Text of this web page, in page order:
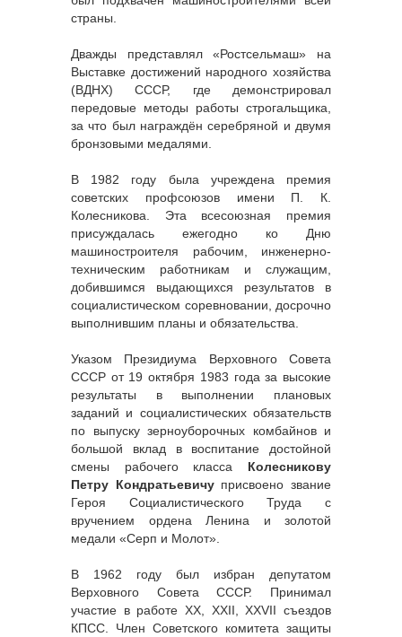
страны.
Дважды представлял «Ростсельмаш» на
Выставке достижений народного хозяйства
(ВДНХ) СССР, где демонстрировал
передовые методы работы строгальщика,
за что был награждён серебряной и двумя
бронзовыми медалями.
В 1982 году была учреждена премия
советских профсоюзов имени П. К.
Колесникова. Эта всесоюзная премия
присуждалась ежегодно ко Дню
машиностроителя рабочим, инженерно-
техническим работникам и служащим,
добившимся выдающихся результатов в
социалистическом соревновании, досрочно
выполнившим планы и обязательства.
Указом Президиума Верховного Совета
СССР от 19 октября 1983 года за высокие
результаты в выполнении плановых
заданий и социалистических обязательств
по выпуску зерноуборочных комбайнов и
большой вклад в воспитание достойной
смены рабочего класса Колесникову
Петру Кондратьевичуприсвоено звание
Героя Социалистического Труда с
вручением ордена Ленина и золотой
медали «Серп и Молот».
В 1962 году был избран депутатом
Верховного Совета СССР. Принимал
участие в работе XX, XXII, XXVII съездов
КПСС. Член Советского комитета защиты